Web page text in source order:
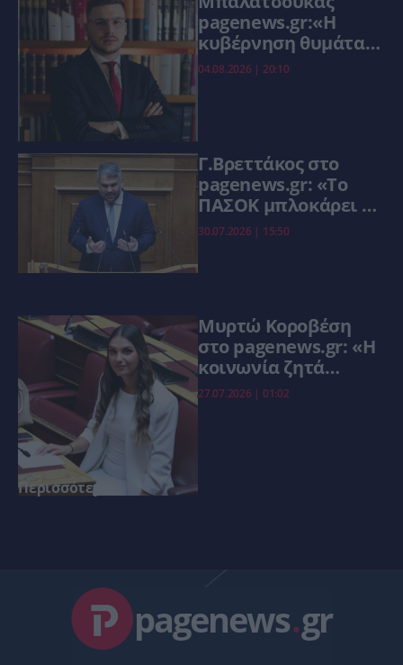
pagenews.gr:«Η
κυβέρνηση θυμάται
τους πυροσβέστες
04.08.2026 | 20:10
Γ.Βρεττάκος στο
pagenews.gr: «Το
ΠΑΣΟΚ μπλοκάρει τη
Συνταγματική
30.07.2026 | 15:50
Μυρτώ Κοροβέση
στο pagenews.gr: «Η
κοινωνία ζητά
διαφάνεια, όχι άλλα
27.07.2026 | 01:02
Περισσότερα
pagenews.gr